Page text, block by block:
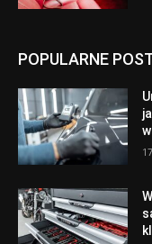
POPULARNE